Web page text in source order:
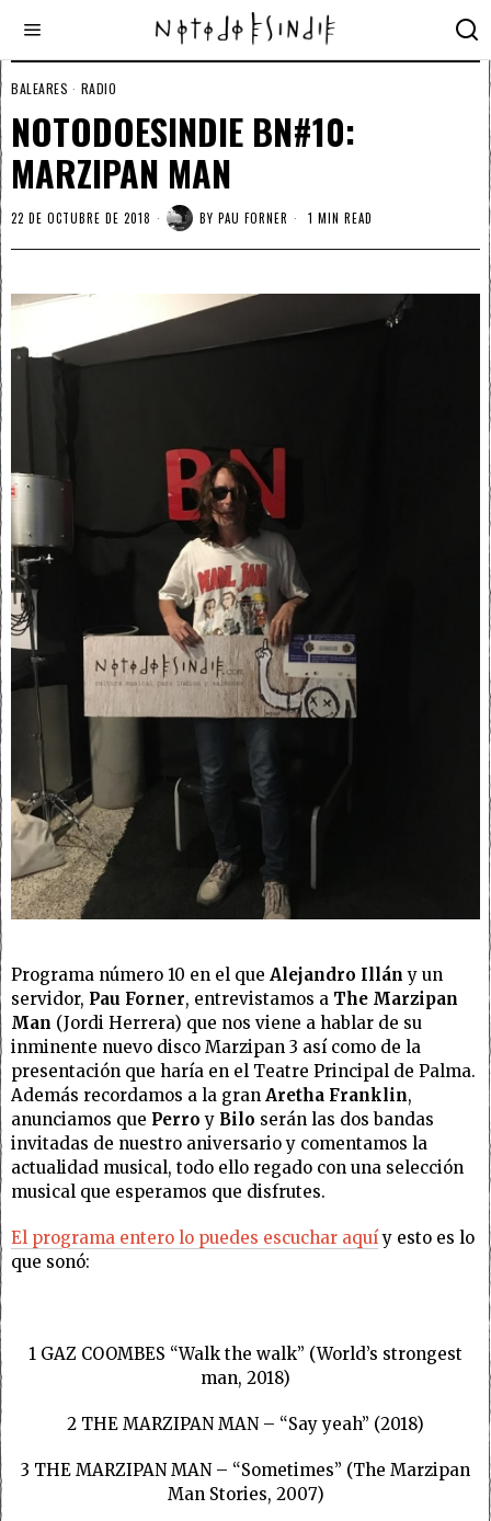
BALEARES · RADIO
NOTODOESINDIE BN#10:
MARZIPAN MAN
22 DE OCTUBRE DE 2018 BY PAU FORNER 1 MIN READ
Programa número 10 en el que Alejandro Illán y un
servidor, Pau Forner, entrevistamos a The Marzipan
Man (Jordi Herrera) que nos viene a hablar de su
inminente nuevo disco Marzipan 3 así como de la
presentación que haría en el Teatre Principal de Palma.
Además recordamos a la gran Aretha Franklin,
anunciamos que Perro y Bilo serán las dos bandas
invitadas de nuestro aniversario y comentamos la
actualidad musical, todo ello regado con una selección
musical que esperamos que disfrutes.
El programa entero lo puedes escuchar aquíy esto es lo
que sonó:
1 GAZ COOMBES “Walk the walk” (World’s strongest
man, 2018)
2 THE MARZIPAN MAN – “Say yeah” (2018)
3 THE MARZIPAN MAN – “Sometimes” (The Marzipan
Man Stories, 2007)